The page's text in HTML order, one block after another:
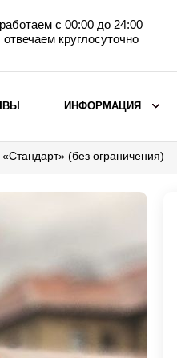
работаем с 00:00 до 24:00
отвечаем круглосуточно
столбами
столбами
ИНФОРМАЦИЯ
(без ограничения)